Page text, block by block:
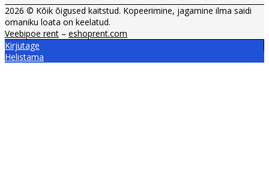
2026 © Kõik õigused kaitstud. Kopeerimine, jagamine ilma saidi
omaniku loata on keelatud.
Veebipoe rent – eshoprent.com
Kirjutage
Helistama